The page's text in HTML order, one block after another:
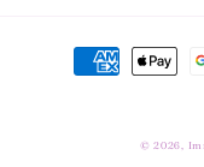
Metodi
© 2026,